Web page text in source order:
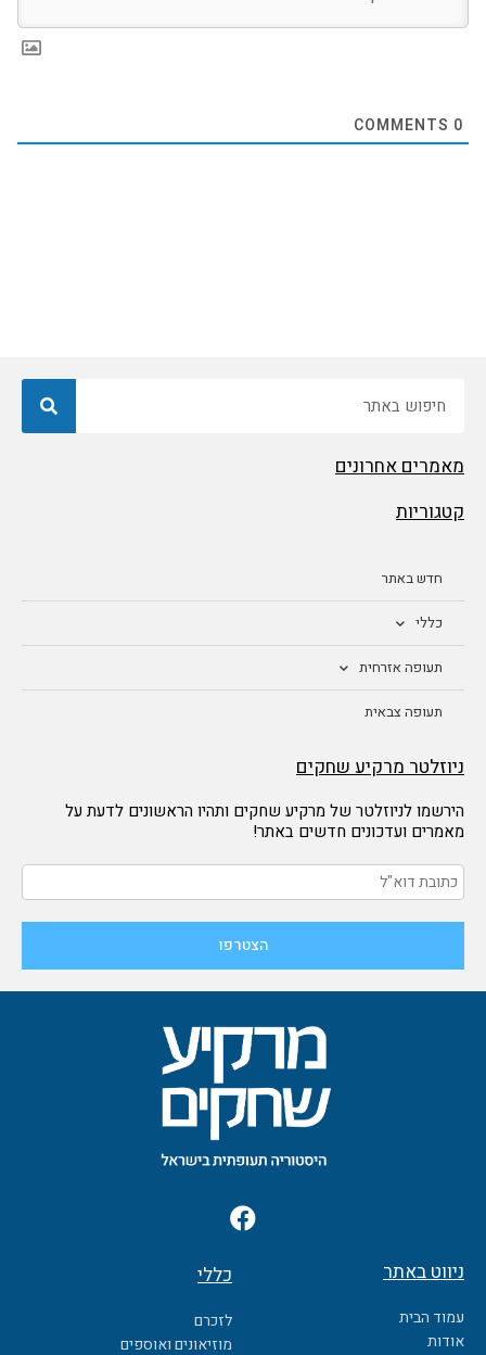
0
מאמרים אחרונים
קטגוריות
חדש באתר
כללי
תעופה אזרחית
תעופה צבאית
ניוזלטר מרקיע שחקים
הירשמו לניוזלטר של מרקיע שחקים ותהיו הראשונים לדעת על
מאמרים ועדכונים חדשים באתר!
F
a
e
b
o
ניווט באתר
עמוד הבית
אודות
כללי
לזכרם
מוזיאונים ואוספים